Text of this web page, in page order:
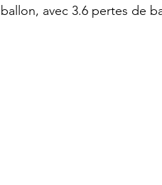
ballon, avec 3.6 pertes de